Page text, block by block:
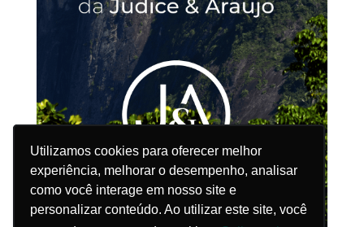
Utilizamos cookies para oferecer melhor
experiência, melhorar o desempenho, analisar
como você interage em nosso site e
personalizar conteúdo. Ao utilizar este site, você
Utilizamos cookies para oferecer melhor
experiência, melhorar o desempenho, analisar
como você interage em nosso site e
personalizar conteúdo. Ao utilizar este site, você